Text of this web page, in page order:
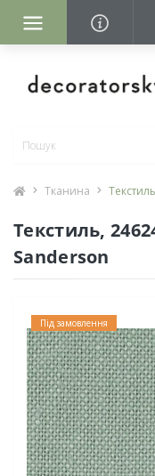
Тканина
Текстиль,
Sanderson
Під замовлення